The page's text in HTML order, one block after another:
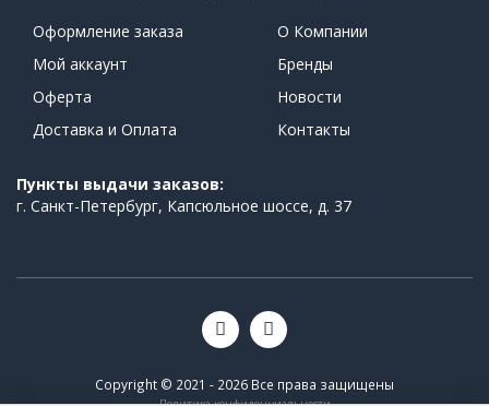
Оформление заказа
Мой аккаунт
Оферта
Доставка и Оплата
О Компании
Бренды
Новости
Контакты
Пункты выдачи заказов:
г. Санкт-Петербург, Капсюльное шоссе, д. 37
Copyright © 2021 - 2026 Все права защищены